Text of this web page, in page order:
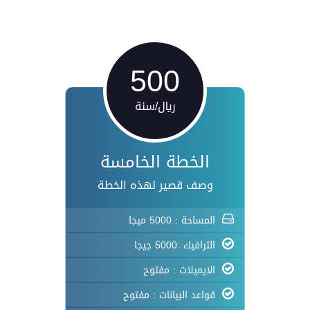
500
ريال/سنة
الخطة الخامسة
وصف قصير لهذه الخطة
المساحة : 5000 ميجا
الترافيك :5000 جيجا
الايميلات : مفتوح
قواعد البيانات : مفتوح